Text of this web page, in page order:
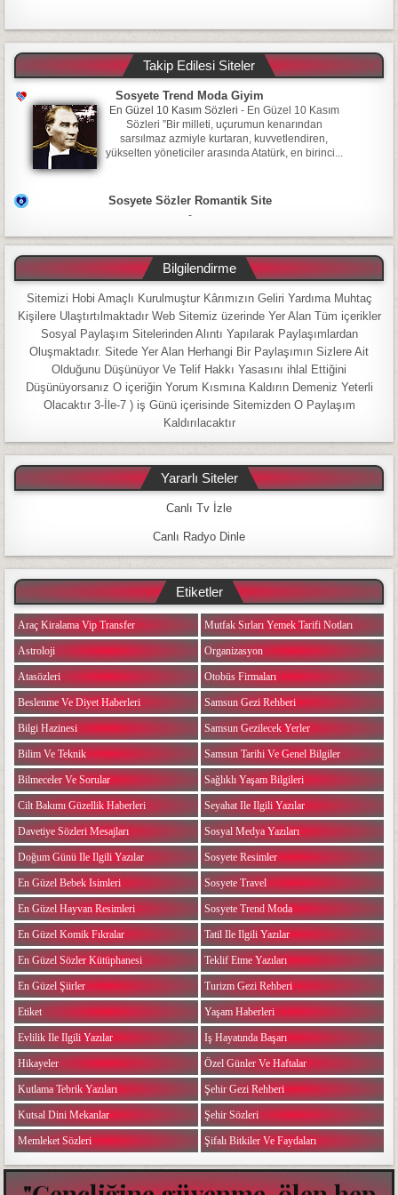
Takip Edilesi Siteler
Sosyete Trend Moda Giyim
En Güzel 10 Kasım Sözleri - En Güzel 10 Kasım
Sözleri ”Bir milleti, uçurumun kenarından
sarsılmaz azmiyle kurtaran, kuvvetlendiren,
yükselten yöneticiler arasında Atatürk, en birinci...
Sosyete Sözler Romantik Site
-
Bilgilendirme
Sitemizi Hobi Amaçlı Kurulmuştur Kârımızın Geliri Yardıma Muhtaç
Kişilere Ulaştırtılmaktadır Web Sitemiz üzerinde Yer Alan Tüm içerikler
Sosyal Paylaşım Sitelerinden Alıntı Yapılarak Paylaşımlardan
Oluşmaktadır. Sitede Yer Alan Herhangi Bir Paylaşımın Sizlere Ait
Olduğunu Düşünüyor Ve Telif Hakkı Yasasını ihlal Ettiğini
Düşünüyorsanız O içeriğin Yorum Kısmına Kaldırın Demeniz Yeterli
Olacaktır 3-İle-7 ) iş Günü içerisinde Sitemizden O Paylaşım
Kaldırılacaktır
Yararlı Siteler
Canlı Tv İzle
Canlı Radyo Dinle
Etiketler
Araç Kiralama Vip Transfer
Astroloji
Atasözleri
Beslenme Ve Diyet Haberleri
Bilgi Hazinesi
Bilim Ve Teknik
Bilmeceler Ve Sorular
Cilt Bakımı Güzellik Haberleri
Davetiye Sözleri Mesajları
Doğum Günü Ile Ilgili Yazılar
En Güzel Bebek Isimleri
En Güzel Hayvan Resimleri
En Güzel Komik Fıkralar
En Güzel Sözler Kütüphanesi
En Güzel Şiirler
Etiket
Evlilik Ile Ilgili Yazılar
Hikayeler
Kutlama Tebrik Yazıları
Kutsal Dini Mekanlar
Memleket Sözleri
Mutfak Sırları Yemek Tarifi Notları
Organizasyon
Otobüs Firmaları
Samsun Gezi Rehberi
Samsun Gezilecek Yerler
Samsun Tarihi Ve Genel Bilgiler
Sağlıklı Yaşam Bilgileri
Seyahat Ile Ilgili Yazılar
Sosyal Medya Yazıları
Sosyete Resimler
Sosyete Travel
Sosyete Trend Moda
Tatil Ile Ilgili Yazılar
Teklif Etme Yazıları
Turizm Gezi Rehberi
Yaşam Haberleri
Iş Hayatında Başarı
Özel Günler Ve Haftalar
Şehir Gezi Rehberi
Şehir Sözleri
Şifalı Bitkiler Ve Faydaları